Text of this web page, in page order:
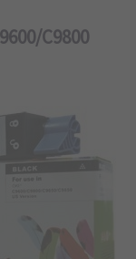
C9800